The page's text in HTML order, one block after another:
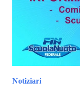
Notiziari